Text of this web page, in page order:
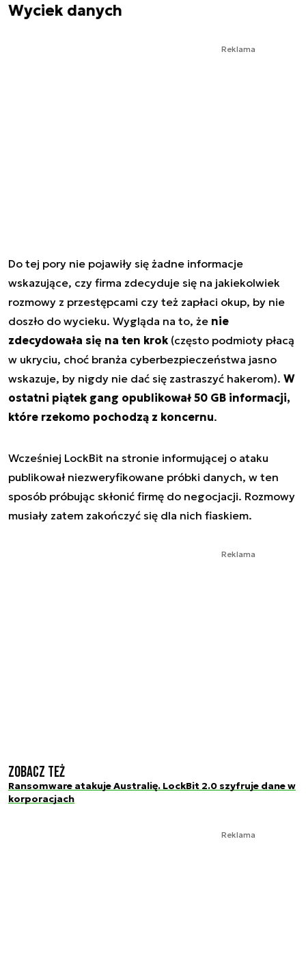
Wyciek danych
Reklama
Do tej pory nie pojawiły się żadne informacje
wskazujące, czy firma zdecyduje się na jakiekolwiek
rozmowy z przestępcami czy też zapłaci okup, by nie
doszło do wycieku. Wygląda na to, że nie
zdecydowała się na ten krok (często podmioty płacą
w ukryciu, choć branża cyberbezpieczeństwa jasno
wskazuje, by nigdy nie dać się zastraszyć hakerom). W
ostatni piątek gang opublikował 50 GB informacji,
które rzekomo pochodzą z koncernu.
Wcześniej LockBit na stronie informującej o ataku
publikował niezweryfikowane próbki danych, w ten
sposób próbując skłonić firmę do negocjacji. Rozmowy
musiały zatem zakończyć się dla nich fiaskiem.
Reklama
Zobacz też
Ransomware atakuje Australię. LockBit 2.0 szyfruje dane w
korporacjach
Reklama